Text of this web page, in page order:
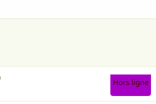
Hors ligne